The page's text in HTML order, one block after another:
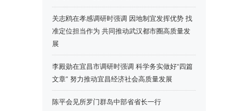
关志鸥在孝感调研时强调 因地制宜发挥优势 找
准定位担当作为 共同推动武汉都市圈高质量发
展
李殿勋在宜昌市调研时强调 科学务实做好“四篇
文章” 努力推动宜昌经济社会高质量发展
陈平会见所罗门群岛中部省省长一行